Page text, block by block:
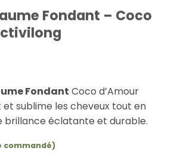
Fondant – Coco
Fondant Coco d’Amour
et sublime les cheveux tout en
brillance éclatante et durable.
commandé)